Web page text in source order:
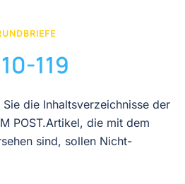
119
die Inhaltsverzeichnisse der
POST.Artikel, die mit dem
sind, sollen Nicht-